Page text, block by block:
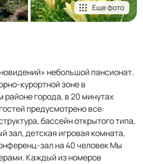
Еще фото
небольшой пансионат.
курортной зоне в
районе города, в 20 минутах
предусмотрено все:
бассейн открытого типа,
зал, детская игровая комната,
зал на 40 человек Мы
Каждый из номеров